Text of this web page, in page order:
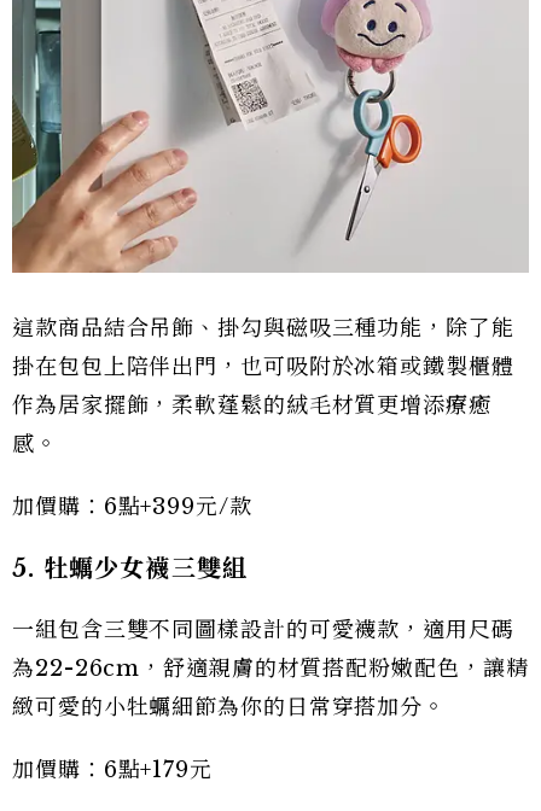
這款商品結合吊飾、掛勾與磁吸三種功能，除了能
掛在包包上陪伴出門，也可吸附於冰箱或鐵製櫃體
作為居家擺飾，柔軟蓬鬆的絨毛材質更增添療癒
感。
加價購：6點+399元/款
5. 牡蠣少女襪三雙組
一組包含三雙不同圖樣設計的可愛襪款，適用尺碼
為22-26cm，舒適親膚的材質搭配粉嫩配色，讓精
緻可愛的小牡蠣細節為你的日常穿搭加分。
加價購：6點+179元